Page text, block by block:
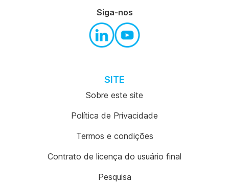
SITE
Sobre este site
Política de Privacidade
Termos e condições
Contrato de licença do usuário final
Pesquisa
Siga-nos